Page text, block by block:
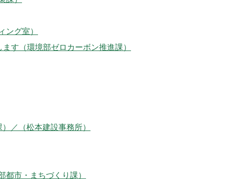
ング室）
す（環境部ゼロカーボン推進課）
／（松本建設事務所）
市・まちづくり課）